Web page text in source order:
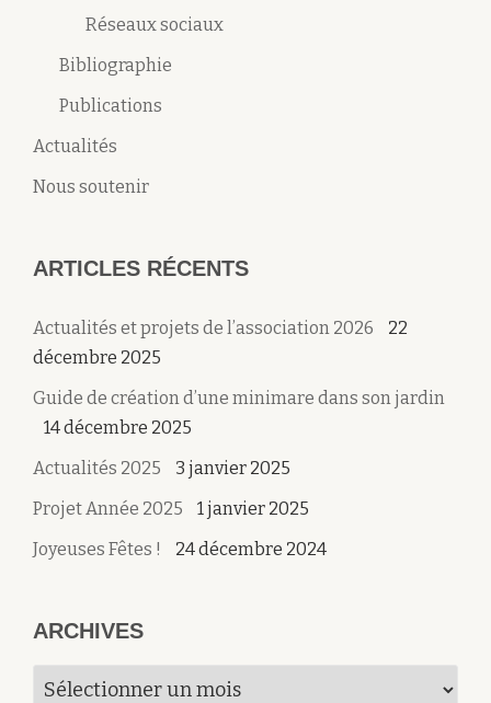
Réseaux sociaux
Bibliographie
Publications
Actualités
Nous soutenir
ARTICLES RÉCENTS
Actualités et projets de l’association 2026
22
décembre 2025
Guide de création d’une minimare dans son jardin
14 décembre 2025
Actualités 2025
3 janvier 2025
Projet Année 2025
1 janvier 2025
Joyeuses Fêtes !
24 décembre 2024
ARCHIVES
Archives